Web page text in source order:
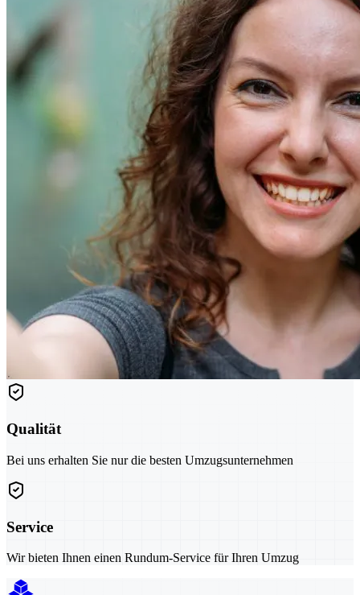
Qualität
Bei uns erhalten Sie nur die besten Umzugsunternehmen
Service
Wir bieten Ihnen einen Rundum-Service für Ihren Umzug